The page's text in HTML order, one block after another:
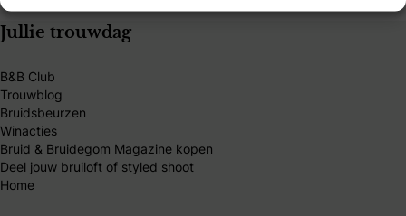
Jullie trouwdag
B&B Club
Trouwblog
Bruidsbeurzen
Winacties
Bruid & Bruidegom Magazine kopen
Deel jouw bruiloft of styled shoot
Home